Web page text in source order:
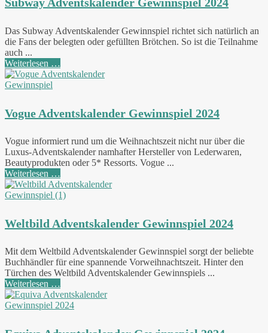
Das Subway Adventskalender Gewinnspiel richtet sich natürlich an
die Fans der belegten oder gefüllten Brötchen. So ist die Teilnahme
auch ...
Weiterlesen …
Vogue Adventskalender Gewinnspiel 2024
Vogue informiert rund um die Weihnachtszeit nicht nur über die
Luxus-Adventskalender namhafter Hersteller von Lederwaren,
Beautyprodukten oder 5* Ressorts. Vogue ...
Weiterlesen …
Weltbild Adventskalender Gewinnspiel 2024
Mit dem Weltbild Adventskalender Gewinnspiel sorgt der beliebte
Buchhändler für eine spannende Vorweihnachtszeit. Hinter den
Türchen des Weltbild Adventskalender Gewinnspiels ...
Weiterlesen …